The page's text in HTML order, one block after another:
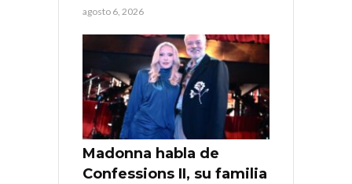
agosto 6, 2026
Madonna habla de
Confessions II, su familia